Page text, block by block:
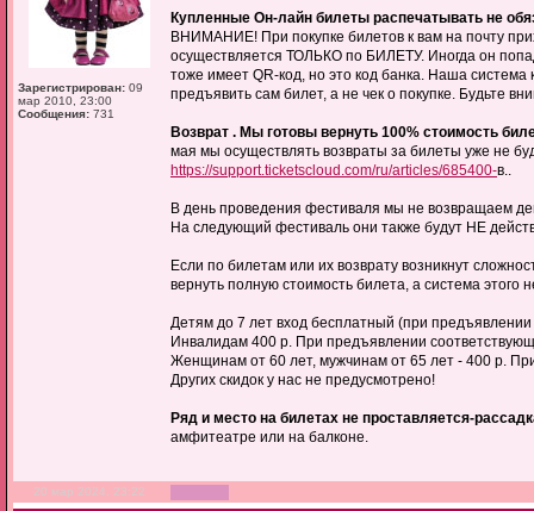
Зарегистрирован: 09
мар 2010, 23:00
Сообщения: 731
Купленные Он-лайн билеты распечатывать не
ВНИМАНИЕ! При покупке билетов к вам на почту
осуществляется ТОЛЬКО по БИЛЕТУ. Иногда он
тоже имеет QR-код, но это код банка. Наша
предъявить сам билет, а не чек о покупке. Будьте
Возврат . Мы готовы вернуть 100% стоимость
мая мы осуществлять возвраты за билеты уже не
https://support.ticketscloud.com/ru/articles/685400-в..
В день проведения фестиваля мы не возвращаем
На следующий фестиваль они также будут НЕ
Если по билетам или их возврату возникнут
вернуть полную стоимость билета, а система этого
Детям до 7 лет вход бесплатный (при предъявлении
Инвалидам 400 р. При предъявлении
Женщинам от 60 лет, мужчинам от 65 лет - 400 р.
Других скидок у нас не предусмотрено!
Ряд и место на билетах не проставляется-
амфитеатре или на балконе.
20 мар 2024, 23:22